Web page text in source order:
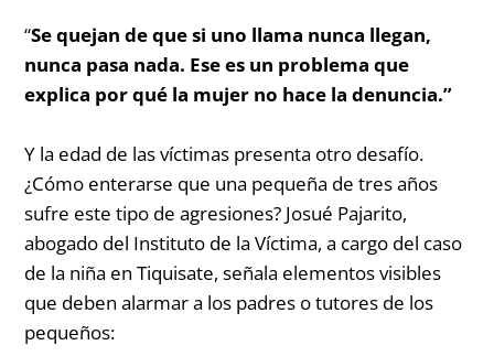
“Se quejan de que si uno llama nunca llegan,
nunca pasa nada. Ese es un problema que
explica por qué la mujer no hace la denuncia.”
Y la edad de las víctimas presenta otro desafío.
¿Cómo enterarse que una pequeña de tres años
sufre este tipo de agresiones? Josué Pajarito,
abogado del Instituto de la Víctima, a cargo del caso
de la niña en Tiquisate, señala elementos visibles
que deben alarmar a los padres o tutores de los
pequeños: